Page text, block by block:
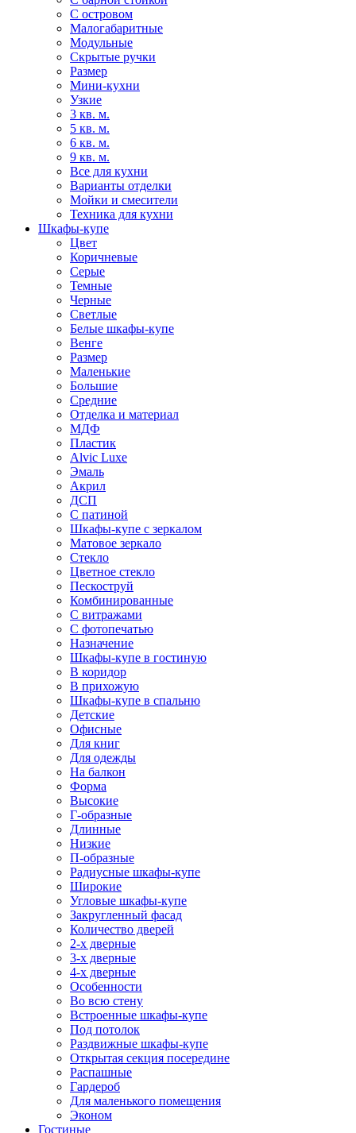
С островом
Малогабаритные
Модульные
Скрытые ручки
Размер
Мини-кухни
Узкие
3 кв. м.
5 кв. м.
6 кв. м.
9 кв. м.
Все для кухни
Варианты отделки
Мойки и смесители
Техника для кухни
Шкафы-купе
Цвет
Коричневые
Серые
Темные
Черные
Светлые
Белые шкафы-купе
Венге
Размер
Маленькие
Большие
Средние
Отделка и материал
МДФ
Пластик
Alvic Luxe
Эмаль
Акрил
ДСП
С патиной
Шкафы-купе с зеркалом
Матовое зеркало
Стекло
Цветное стекло
Пескоструй
Комбинированные
С витражами
С фотопечатью
Назначение
Шкафы-купе в гостиную
В коридор
В прихожую
Шкафы-купе в спальню
Детские
Офисные
Для книг
Для одежды
На балкон
Форма
Высокие
Г-образные
Длинные
Низкие
П-образные
Радиусные шкафы-купе
Широкие
Угловые шкафы-купе
Закругленный фасад
Количество дверей
2-х дверные
3-х дверные
4-х дверные
Особенности
Во всю стену
Встроенные шкафы-купе
Под потолок
Раздвижные шкафы-купе
Открытая секция посередине
Распашные
Гардероб
Для маленького помещения
Эконом
Гостиные